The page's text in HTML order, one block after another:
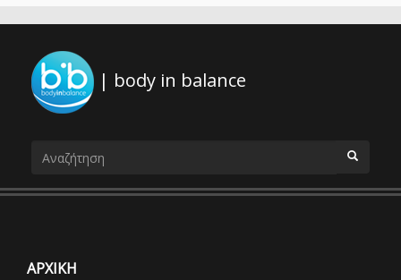
| body in balance
Φόρμα
αναζήτησης
ΑΡΧΙΚΗ